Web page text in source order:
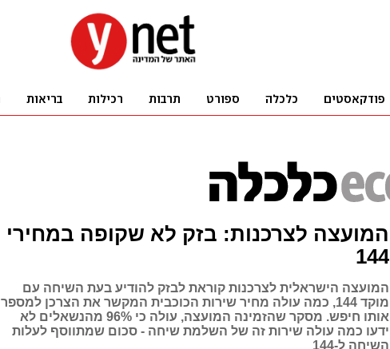
המועצה לצרכנות: בזק לא שקופה במחירי
144
המועצה הישראלית לצרכנות קוראת לבזק להודיע בעת השיחה עם
מוקד 144, כמה עולה מחיר שירות הכוכבית המקשר את הצרכן למספר
אותו חיפש. מסקר שהזמינה המועצה, עולה כי 96% מהנשאלים לא
ידעו כמה עולה שירות זה של השלמת שיחה - סכום שמתווסף לעלות
השיחה ל-144